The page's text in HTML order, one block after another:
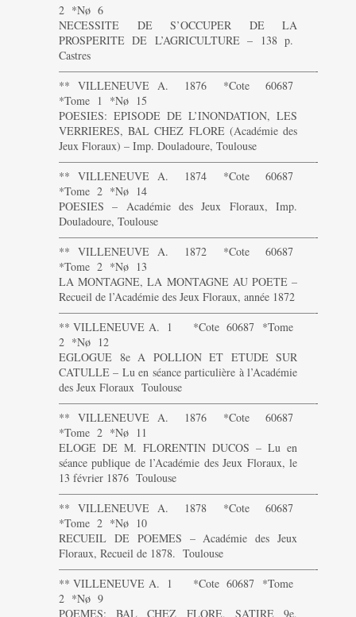
2 *Nø 6
NECESSITE DE S’OCCUPER DE LA
PROSPERITE DE L’AGRICULTURE – 138 p.
Castres
———————————————————————-
** VILLENEUVE A. 1876 *Cote 60687
*Tome 1 *Nø 15
POESIES: EPISODE DE L’INONDATION, LES
VERRIERES, BAL CHEZ FLORE (Académie des
Jeux Floraux) – Imp. Douladoure, Toulouse
———————————————————————-
** VILLENEUVE A. 1874 *Cote 60687
*Tome 2 *Nø 14
POESIES – Académie des Jeux Floraux, Imp.
Douladoure, Toulouse
———————————————————————-
** VILLENEUVE A. 1872 *Cote 60687
*Tome 2 *Nø 13
LA MONTAGNE, LA MONTAGNE AU POETE –
Recueil de l’Académie des Jeux Floraux, année 1872
———————————————————————-
** VILLENEUVE A. 1 *Cote 60687 *Tome
2 *Nø 12
EGLOGUE 8e A POLLION ET ETUDE SUR
CATULLE – Lu en séance particulière à l’Académie
des Jeux Floraux Toulouse
———————————————————————-
** VILLENEUVE A. 1876 *Cote 60687
*Tome 2 *Nø 11
ELOGE DE M. FLORENTIN DUCOS – Lu en
séance publique de l’Académie des Jeux Floraux, le
13 février 1876 Toulouse
———————————————————————-
** VILLENEUVE A. 1878 *Cote 60687
*Tome 2 *Nø 10
RECUEIL DE POEMES – Académie des Jeux
Floraux, Recueil de 1878. Toulouse
———————————————————————-
** VILLENEUVE A. 1 *Cote 60687 *Tome
2 *Nø 9
POEMES: BAL CHEZ FLORE, SATIRE 9e,